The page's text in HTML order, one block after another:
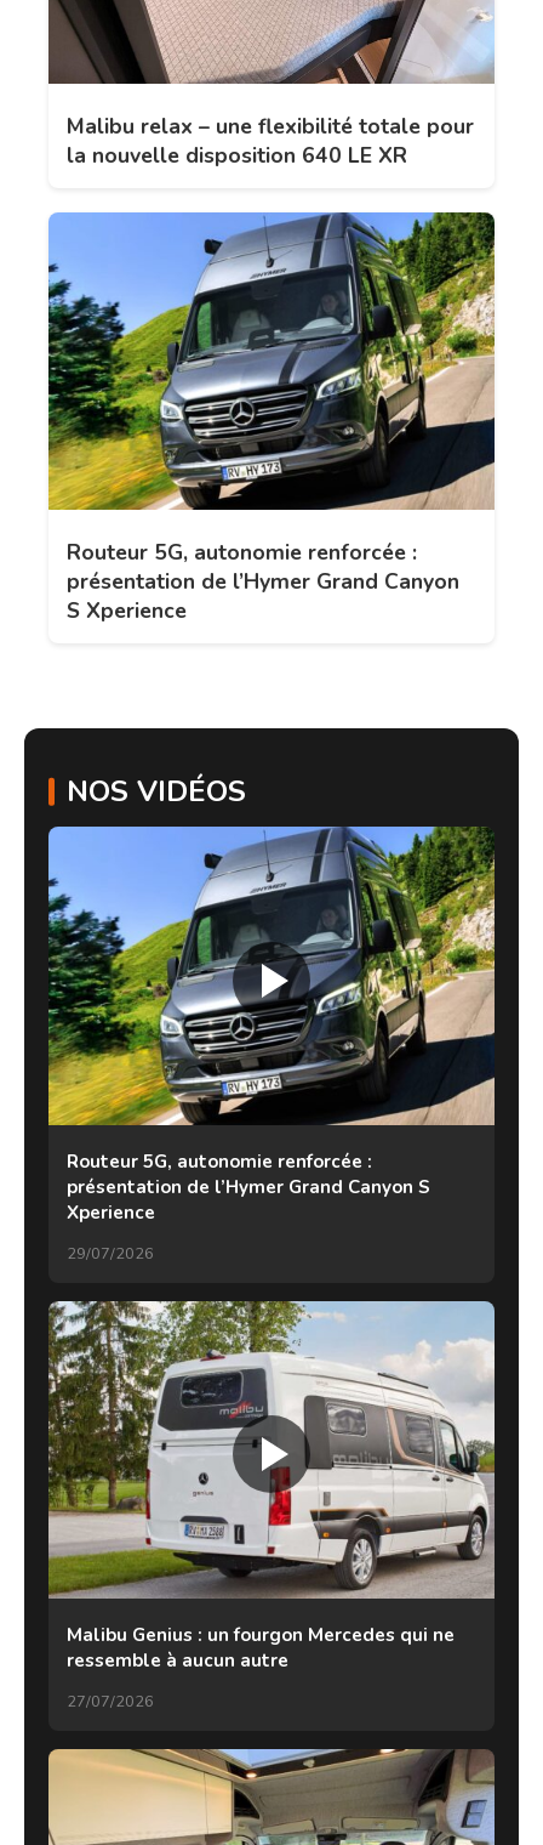
Malibu relax – une flexibilité totale pour
la nouvelle disposition 640 LE XR
Routeur 5G, autonomie renforcée :
présentation de l’Hymer Grand Canyon
S Xperience
NOS VIDÉOS
Routeur 5G, autonomie renforcée :
présentation de l’Hymer Grand Canyon S
Xperience
29/07/2026
Malibu Genius : un fourgon Mercedes qui ne
ressemble à aucun autre
27/07/2026